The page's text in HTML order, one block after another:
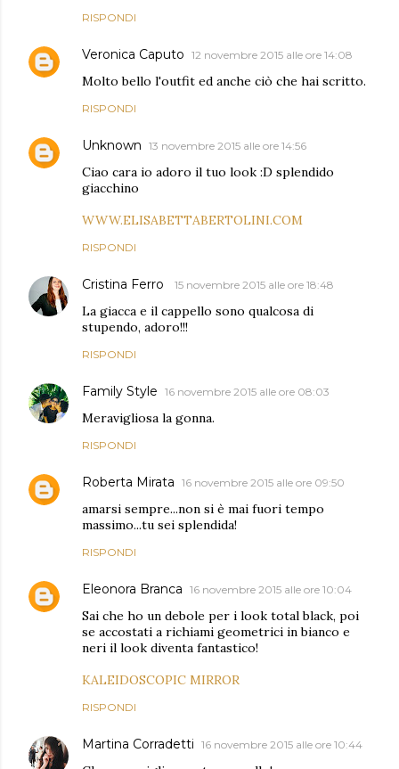
RISPONDI
Veronica Caputo 12 novembre 2015 alle ore 14:08
Molto bello l'outfit ed anche ciò che hai scritto.
RISPONDI
Unknown 13 novembre 2015 alle ore 14:56
Ciao cara io adoro il tuo look :D splendido
giacchino
WWW.ELISABETTABERTOLINI.COM
RISPONDI
Cristina Ferro 15 novembre 2015 alle ore 18:48
La giacca e il cappello sono qualcosa di
stupendo, adoro!!!
RISPONDI
Family Style 16 novembre 2015 alle ore 08:03
Meravigliosa la gonna.
RISPONDI
Roberta Mirata 16 novembre 2015 alle ore 09:50
amarsi sempre...non si è mai fuori tempo
massimo...tu sei splendida!
RISPONDI
Eleonora Branca 16 novembre 2015 alle ore 10:04
Sai che ho un debole per i look total black, poi
se accostati a richiami geometrici in bianco e
neri il look diventa fantastico!
KALEIDOSCOPIC MIRROR
RISPONDI
Martina Corradetti 16 novembre 2015 alle ore 10:44